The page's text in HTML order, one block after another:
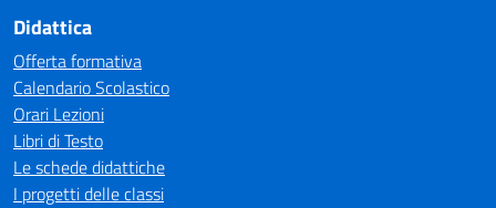
Didattica
Offerta formativa
Calendario Scolastico
Orari Lezioni
Libri di Testo
Le schede didattiche
I progetti delle classi